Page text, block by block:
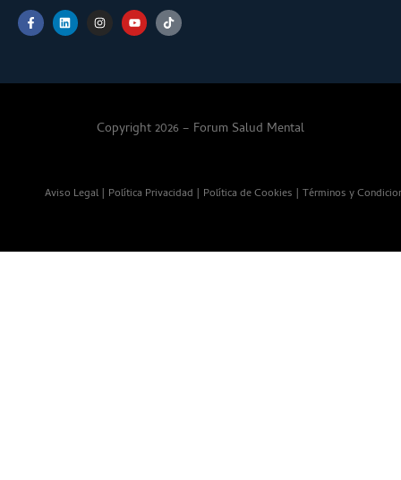
Copyright 2026 – Forum Salud Mental
Aviso Legal | Política Privacidad | Política de Cookies |Términos y